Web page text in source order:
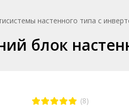
настенного типа с
блок
(8)